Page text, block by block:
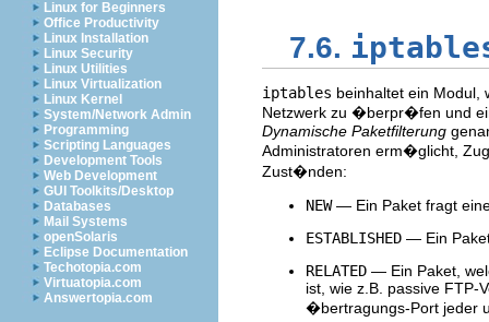
Linux for Beginners
Office Productivity
Linux Installation
Linux Security
Linux Utilities
Linux Virtualization
Linux Kernel
System/Network Admin
Programming
Scripting Languages
Development Tools
Web Development
GUI Toolkits/Desktop
Databases
Mail Systems
openSolaris
Eclipse Documentation
Techotopia.com
Virtuatopia.com
Answertopia.com
7.6.
iptables beinhaltet ein Modul,
Netzwerk zu �berpr�fen und
Dynamische Paketfilterung
Administratoren erm�glicht,
Zust�nden:
NEW— Ein Paket fragt
ESTABLISHED — Ein
RELATED — Ein Paket,
ist, wie z.B. passive FTP-
�bertragungs-Port jeder